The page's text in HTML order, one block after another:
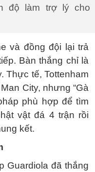
độ làm trợ lý cho
và đồng đội lại trả
Bàn thắng chỉ là
Thực tế, Tottenham
City, nhưng “Gà
phù hợp để tìm
vật đá 4 trận rồi
kết.
Guardiola đã thắng